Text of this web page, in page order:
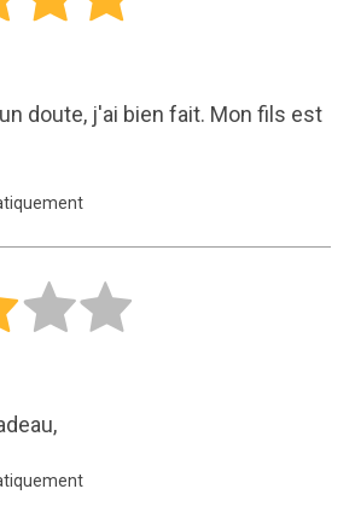
doute, j'ai bien fait. Mon fils est